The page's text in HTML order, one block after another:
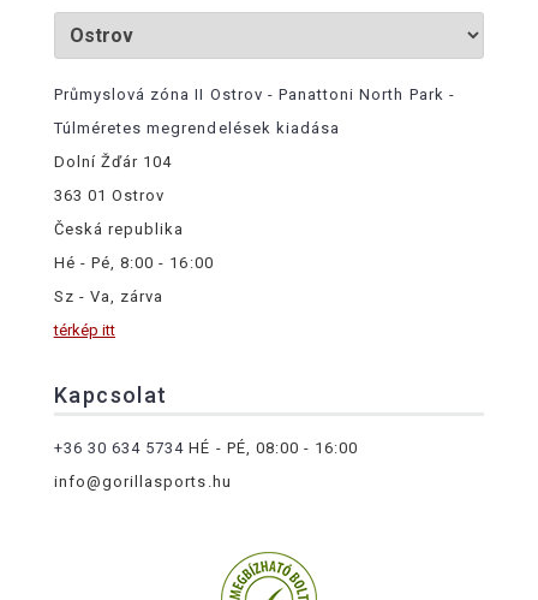
Průmyslová zóna II Ostrov - Panattoni North Park -
Túlméretes megrendelések kiadása
Dolní Žďár 104
363 01 Ostrov
Česká republika
Hé - Pé, 8:00 - 16:00
Sz - Va, zárva
térkép itt
Kapcsolat
+36 30 634 5734 HÉ - PÉ, 08:00 - 16:00
info@gorillasports.hu